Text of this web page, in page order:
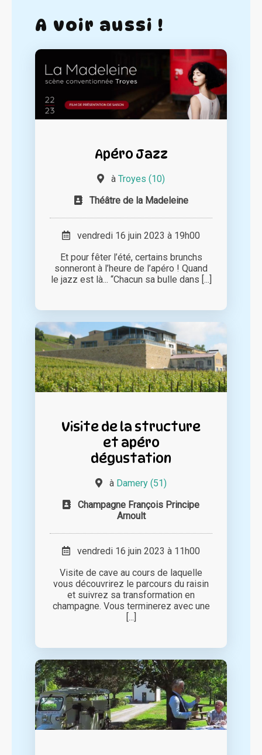
A voir aussi !
Apéro Jazz
à Troyes (10)
Théâtre de la Madeleine
vendredi 16 juin 2023 à 19h00
Et pour fêter l’été, certains brunchs
sonneront à l’heure de l’apéro ! Quand
le jazz est là... “Chacun sa bulle dans [...]
Visite de la structure
et apéro
dégustation
à Damery (51)
Champagne François Principe
Arnoult
vendredi 16 juin 2023 à 11h00
Visite de cave au cours de laquelle
vous découvrirez le parcours du raisin
et suivrez sa transformation en
champagne. Vous terminerez avec une
[...]